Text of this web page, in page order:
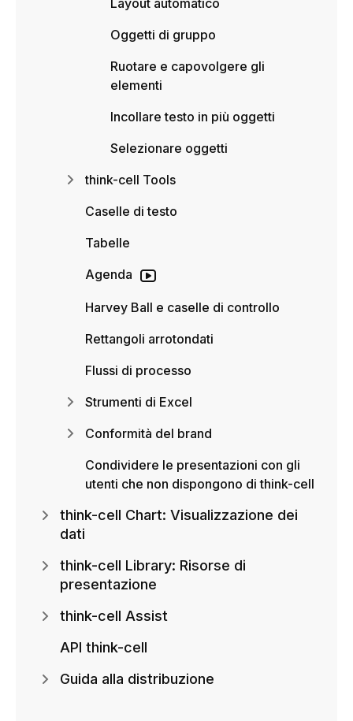
Oggetti di gruppo
Ruotare e capovolgere gli
elementi
Incollare testo in più oggetti
Selezionare oggetti
think-cell Tools
Caselle di testo
Tabelle
Agenda
Harvey Ball e caselle di controllo
Rettangoli arrotondati
Flussi di processo
Strumenti di Excel
Conformità del brand
Condividere le presentazioni con gli
utenti che non dispongono di think-cell
think-cell Chart: Visualizzazione dei
dati
think-cell Library: Risorse di
presentazione
think-cell Assist
API think-cell
Guida alla distribuzione